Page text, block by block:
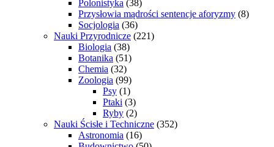
Polonistyka (38)
Przysłowia mądrości sentencje aforyzmy (8)
Socjologia (36)
Nauki Przyrodnicze (221)
Biologia (38)
Botanika (51)
Chemia (32)
Zoologia (99)
Psy (1)
Ptaki (3)
Ryby (2)
Nauki Ścisłe i Techniczne (352)
Astronomia (16)